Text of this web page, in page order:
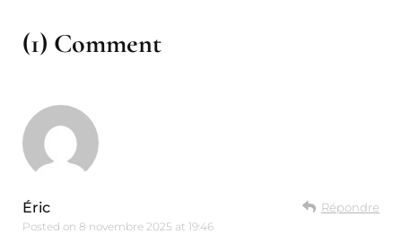
(1) Comment
Éric
Posted on 8 novembre 2025 at 19:46
Répondre